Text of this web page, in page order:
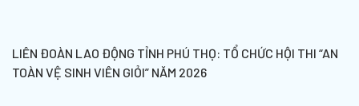
LIÊN ĐOÀN LAO ĐỘNG TỈNH PHÚ THỌ: TỔ CHỨC HỘI THI “AN
TOÀN VỆ SINH VIÊN GIỎI” NĂM 2026